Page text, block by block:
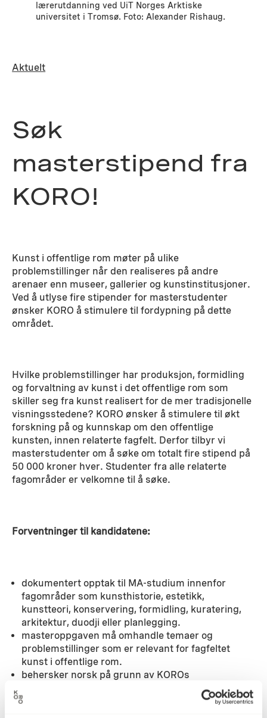
lærerutdanning ved UiT Norges Arktiske
universitet i Tromsø. Foto: Alexander Rishaug.
Aktuelt
Søk
masterstipend fra
KORO!
Kunst i offentlige rom møter på ulike
problemstillinger når den realiseres på andre
arenaer enn museer, gallerier og kunstinstitusjoner.
Ved å utlyse fire stipender for masterstudenter
ønsker KORO å stimulere til fordypning på dette
området.
Hvilke problemstillinger har produksjon, formidling
og forvaltning av kunst i det offentlige rom som
skiller seg fra kunst realisert for de mer tradisjonelle
visningsstedene? KORO ønsker å stimulere til økt
forskning på og kunnskap om den offentlige
kunsten, innen relaterte fagfelt. Derfor tilbyr vi
masterstudenter om å søke om totalt fire stipend på
50 000 kroner hver. Studenter fra alle relaterte
fagområder er velkomne til å søke.
Forventninger til kandidatene:
dokumentert opptak til MA-studium innenfor
fagområder som kunsthistorie, estetikk,
kunstteori, konservering, formidling, kuratering,
arkitektur, duodji eller planlegging.
masteroppgaven må omhandle temaer og
problemstillinger som er relevant for fagfeltet
kunst i offentlige rom.
behersker norsk på grunn av KOROs
i tillegg er det ønskelig med anbefaling fra veileder